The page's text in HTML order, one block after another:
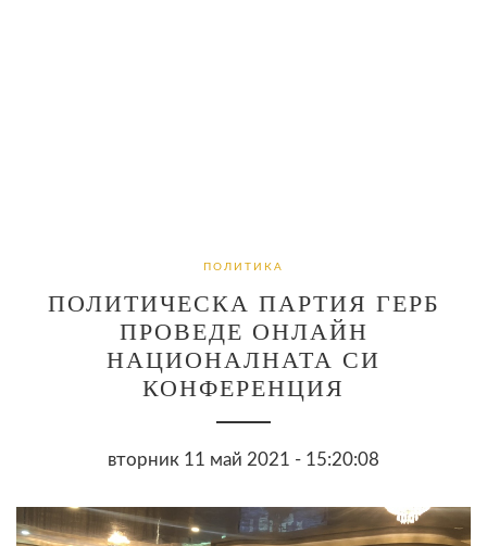
ПОЛИТИКА
ПОЛИТИЧЕСКА ПАРТИЯ ГЕРБ
ПРОВЕДЕ ОНЛАЙН
НАЦИОНАЛНАТА СИ
КОНФЕРЕНЦИЯ
вторник 11 май 2021 - 15:20:08